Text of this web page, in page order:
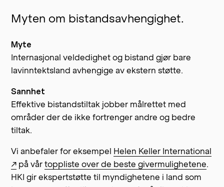
Myten om bistandsavhengighet.
Myte
Internasjonal veldedighet og bistand gjør bare
lavinntektsland avhengige av ekstern støtte.
Sannhet
Effektive bistandstiltak jobber målrettet med
områder der de ikke fortrenger andre og bedre
tiltak.
Vi anbefaler for eksempel Helen Keller International
↗ på vårtoppliste over de beste givermulighetene.
HKI gir ekspertstøtte til myndighetene i land som